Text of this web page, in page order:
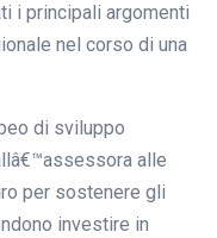
i principali argomenti
nel corso di una
di sviluppo
alle
per sostenere gli
investire in